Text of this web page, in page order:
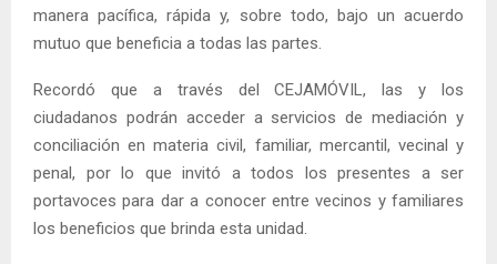
manera pacífica, rápida y, sobre todo, bajo un acuerdo
mutuo que beneficia a todas las partes.
Recordó que a través del CEJAMÓVIL, las y los
ciudadanos podrán acceder a servicios de mediación y
conciliación en materia civil, familiar, mercantil, vecinal y
penal, por lo que invitó a todos los presentes a ser
portavoces para dar a conocer entre vecinos y familiares
los beneficios que brinda esta unidad.